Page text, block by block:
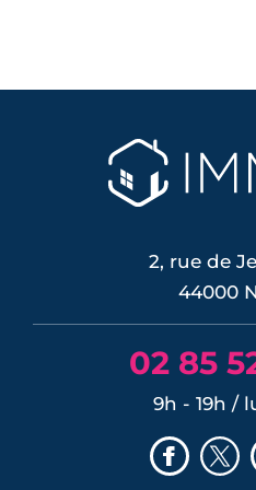
2, rue de
44000
02 85
9h - 19h /